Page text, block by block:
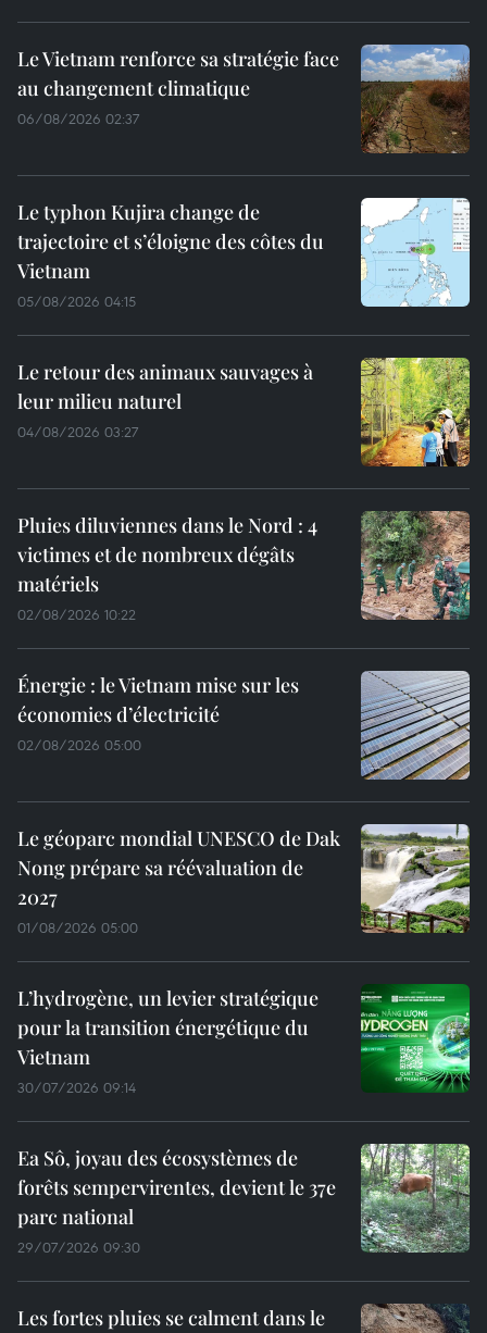
Le Vietnam renforce sa stratégie face
au changement climatique
06/08/2026 02:37
Le typhon Kujira change de
trajectoire et s’éloigne des côtes du
Vietnam
05/08/2026 04:15
Le retour des animaux sauvages à
leur milieu naturel
04/08/2026 03:27
Pluies diluviennes dans le Nord : 4
victimes et de nombreux dégâts
matériels
02/08/2026 10:22
Énergie : le Vietnam mise sur les
économies d’électricité
02/08/2026 05:00
Le géoparc mondial UNESCO de Dak
Nong prépare sa réévaluation de
2027
01/08/2026 05:00
L’hydrogène, un levier stratégique
pour la transition énergétique du
Vietnam
30/07/2026 09:14
Ea Sô, joyau des écosystèmes de
forêts sempervirentes, devient le 37e
parc national
29/07/2026 09:30
Les fortes pluies se calment dans le